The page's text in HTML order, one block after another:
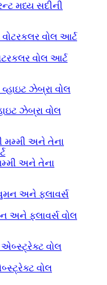
મધ્ય સદીની
વોલ આર્ટ
ઝેબ્રા વોલ
અને તેના
અને ફ્લાવર્સ વોલ
વોલ